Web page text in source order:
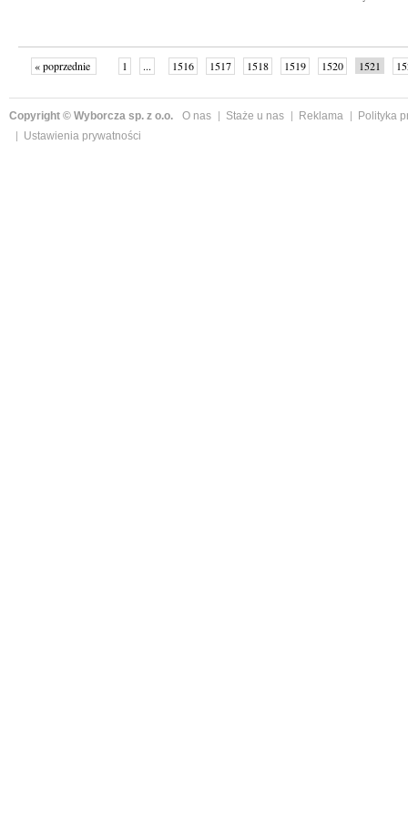
« poprzednie 1 ... 1516 1517 1518 1519 1520 1521
Copyright © Wyborcza sp. z o.o. O nas Staże u nas Reklama
Polityka
Ustawienia prywatności